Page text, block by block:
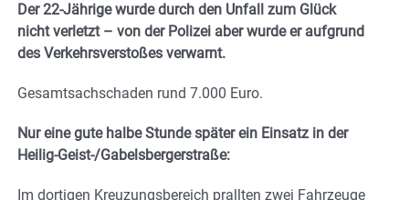
Der 22-Jährige wurde durch den Unfall zum Glück
nicht verletzt – von der Polizei aber wurde er aufgrund
des Verkehrsverstoßes verwarnt.
Gesamtsachschaden rund 7.000 Euro.
Nur eine gute halbe Stunde später ein Einsatz in der
Heilig-Geist-/Gabelsbergerstraße:
Im dortigen Kreuzungsbereich prallten zwei Fahrzeuge